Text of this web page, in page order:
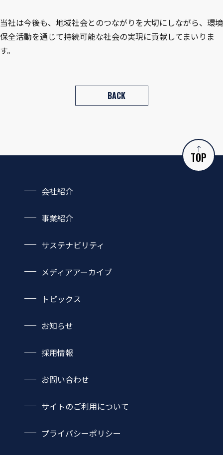
当社は今後も、地域社会とのつながりを大切にしながら、環境
保全活動を通じて持続可能な社会の実現に貢献してまいりま
す。
BACK
TOP
会社紹介
社長あいさつ
ネットワーク
事業紹介
取扱製品一覧
事業領域
プラント・エネルギー
建設機械・産業機械
土木・建築・設備
サステナビリティ
環境
ガバナンス
メディアアーカイブ
トピックス
お知らせ
採用情報
お問い合わせ
サイトのご利用について
プライバシーポリシー